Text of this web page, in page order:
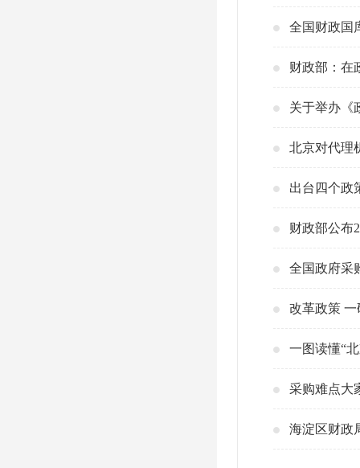
全国财政国
财政部：在
关于举办《
北京对代理
出台四个政
财政部公布
全国政府采
改革政策 一
一图读懂“
采购难点大
海淀区财政